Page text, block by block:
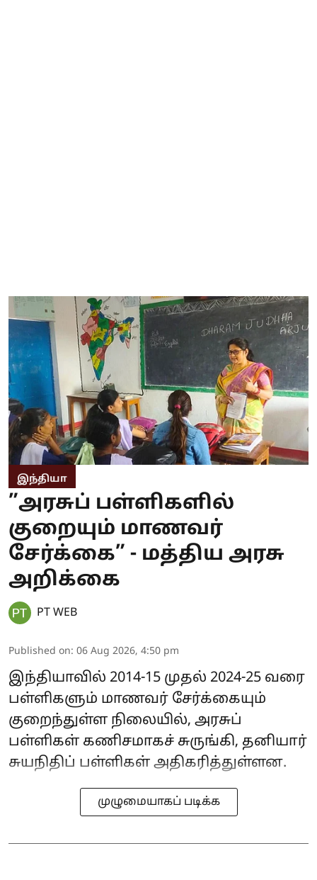
இந்தியா
”அரசுப் பள்ளிகளில்
குறையும் மாணவர்
சேர்க்கை” - மத்திய அரசு
அறிக்கை
PT WEB
Published on: 06 Aug 2026, 4:50 pm
இந்தியாவில் 2014-15 முதல் 2024-25 வரை
பள்ளிகளும் மாணவர் சேர்க்கையும்
குறைந்துள்ள நிலையில், அரசுப்
பள்ளிகள் கணிசமாகச் சுருங்கி, தனியார்
சுயநிதிப் பள்ளிகள் அதிகரித்துள்ளன.
முழுமையாகப் படிக்க